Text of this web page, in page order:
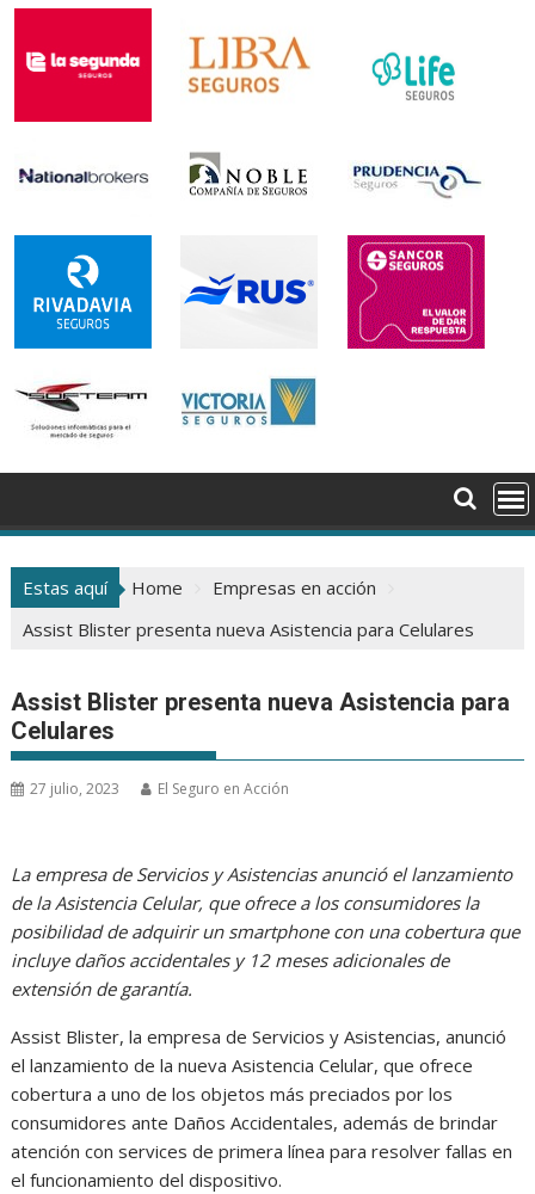
Estas aquí Home
Empresas en acción
Assist Blister presenta nueva Asistencia para Celulares
Assist Blister presenta nueva Asistencia para
Celulares
27 julio, 2023 El Seguro en Acción
La empresa de Servicios y Asistencias anunció el lanzamiento
de la Asistencia Celular, que ofrece a los consumidores la
posibilidad de adquirir un smartphone con una cobertura que
incluye daños accidentales y 12 meses adicionales de
extensión de garantía.
Assist Blister, la empresa de Servicios y Asistencias, anunció
el lanzamiento de la nueva Asistencia Celular, que ofrece
cobertura a uno de los objetos más preciados por los
consumidores ante Daños Accidentales, además de brindar
atención con services de primera línea para resolver fallas en
el funcionamiento del dispositivo.